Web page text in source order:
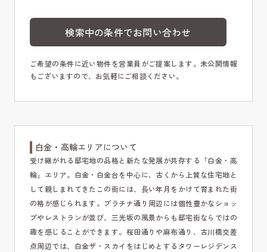
検索中の条件でお問い合わせ
ご希望の条件に近い物件を営業員がご提案します。未公開情報
もございますので、お気軽にご相談ください。
白金・高輪エリアについて
受け継がれる邸宅地の品格と新たな発展が共存する「白金・高
輪」エリア。白金・白金台を中心に、古くから上質な住宅地と
して親しまれてきたこの街には、長い年月をかけて育まれた街
の格が感じられます。プラチナ通り周辺には個性豊かなショッ
プやレストランが並び、三光坂の風景からも邸宅街ならではの
趣を感じることができます。桜田通りや麻布通り、古川橋交差
点周辺では、白金ザ・スカイをはじめとするタワーレジデンス